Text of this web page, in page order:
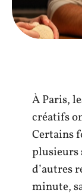
À Paris,
créatifs
Certains
plusieurs
d’autres
minute,